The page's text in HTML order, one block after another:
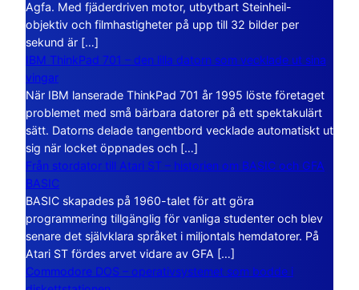
Agfa. Med fjäderdriven motor, utbytbart Steinheil-
objektiv och filmhastigheter på upp till 32 bilder per
sekund är […]
IBM ThinkPad 701 – den lilla datorn som vecklade ut sina
vingar
När IBM lanserade ThinkPad 701 år 1995 löste företaget
problemet med små bärbara datorer på ett spektakulärt
sätt. Datorns delade tangentbord vecklade automatiskt ut
sig när locket öppnades och […]
Från stordator till Atari ST – historien om BASIC och GFA
BASIC
BASIC skapades på 1960-talet för att göra
programmering tillgänglig för vanliga studenter och blev
senare det självklara språket i miljontals hemdatorer. På
Atari ST fördes arvet vidare av GFA […]
Commodore DOS – operativsystemet som bodde i